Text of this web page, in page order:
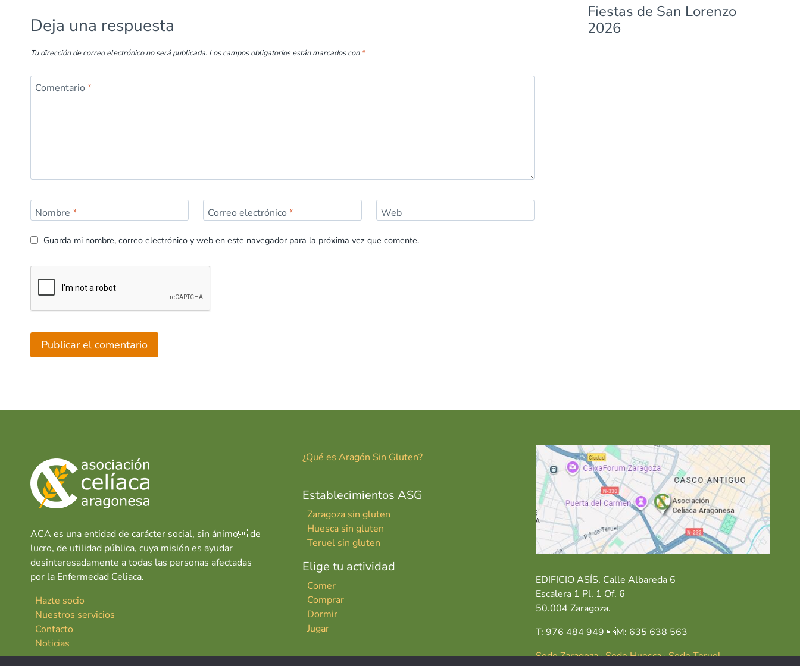
Deja una respuesta
Tu dirección de correo electrónico no será publicada. Los campos obligatorios están marcados con *
Comentario *
Nombre * Correo electrónico* Web
Guarda mi nombre, correo electrónico y web en este navegador para la próxima vez que comente.
Fiestas de San Lorenzo
2026
ACA es una entidad de carácter social, sin ánimo de
lucro, de utilidad pública, cuya misión es ayudar
desinteresadamente a todas las personas afectadas
por la Enfermedad Celiaca.
Hazte socio
Nuestros servicios
Contacto
Noticias
¿Qué es Aragón Sin Gluten?
Establecimientos ASG
Zaragoza sin gluten
Huesca sin gluten
Teruel sin gluten
Elige tu actividad
Comer
Comprar
Dormir
Jugar
EDIFICIO ASÍS. Calle Albareda 6
Escalera 1 Pl. 1 Of. 6
50.004 Zaragoza.
T: 976 484 949 M: 635 638 563
Sede Zaragoza·Sede Huesca·Sede Teruel